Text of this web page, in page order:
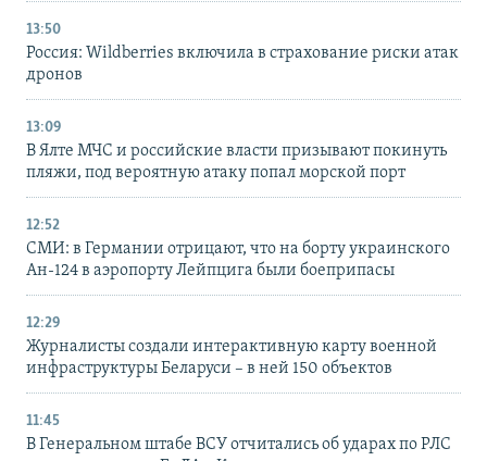
13:50
Россия: Wildberries включила в страхование риски атак
дронов
13:09
В Ялте МЧС и российские власти призывают покинуть
пляжи, под вероятную атаку попал морской порт
12:52
СМИ: в Германии отрицают, что на борту украинского
Ан-124 в аэропорту Лейпцига были боеприпасы
12:29
Журналисты создали интерактивную карту военной
инфраструктуры Беларуси – в ней 150 объектов
11:45
В Генеральном штабе ВСУ отчитались об ударах по РЛС